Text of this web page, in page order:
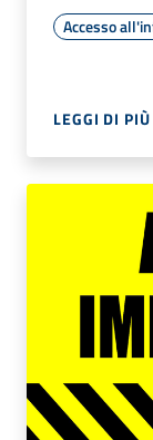
Accesso
LEGGI DI PIÙ